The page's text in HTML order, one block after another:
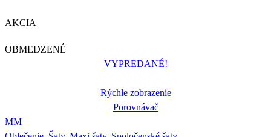
AKCIA
OBMEDZENÉ
VYPREDANÉ!
Rýchle zobrazenie
Porovnávač
MM